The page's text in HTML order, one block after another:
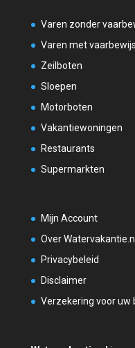
Varen zonder
Varen met vaarbewijs
Zeilboten
Sloepen
Motorboten
Vakantiewoningen
Restaurants
Supermarkten
Mijn Account
Over Watervakantie.nl
Privacybeleid
Disclaimer
Verzekering voor uw